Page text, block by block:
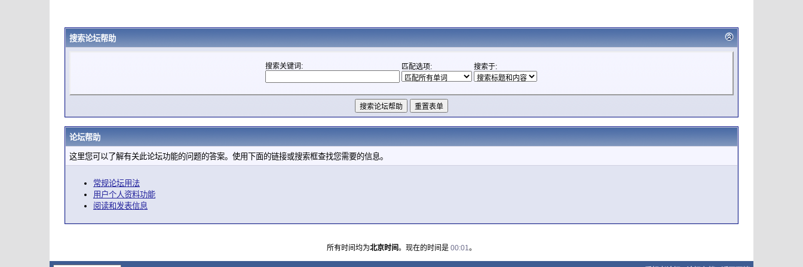
搜索论坛帮助
搜索关键词: 匹配选项: 搜索于:
论坛帮助
这里您可以了解有关此论坛功能的问题的答案。使用下面的链接或搜索框查找您需要的信息。
常规论坛用法
用户个人资料功能
阅读和发表信息
所有时间均为北京时间。现在的时间是 00:01。